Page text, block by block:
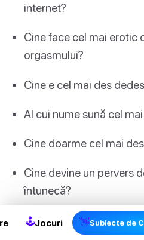
internet?
Cine face cel mai erotic
orgasmului?
Cine e cel mai des
Al cui nume sună cel
Cine doarme cel mai
Cine devine un pervers
întunecă?
Cine e cel mai sexy în
🕹Jocuri 👋Subiecte de